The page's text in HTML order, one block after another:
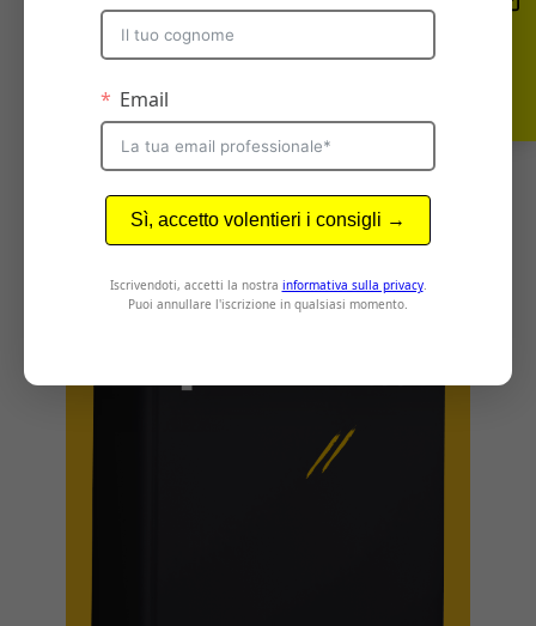
professionale con tutte le informazioni
necessarie